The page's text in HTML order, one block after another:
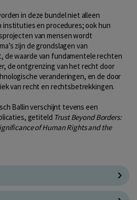
in deze bundel niet alleen
instituties en procedures; ook hun
van mensen wordt
zijn de grondslagen van
de waarde van fundamentele rechten
de ontgrenzing van het recht door
veranderingen, en de door
van recht en rechtsbetrekkingen.
Ballin verschijnt tevens een
getiteld Trust Beyond Borders:
of Human Rights and the